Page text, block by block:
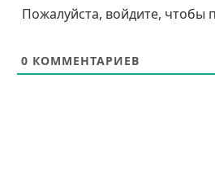
Пожалуйста, войдите, чтобы
0 КОММЕНТАРИЕВ